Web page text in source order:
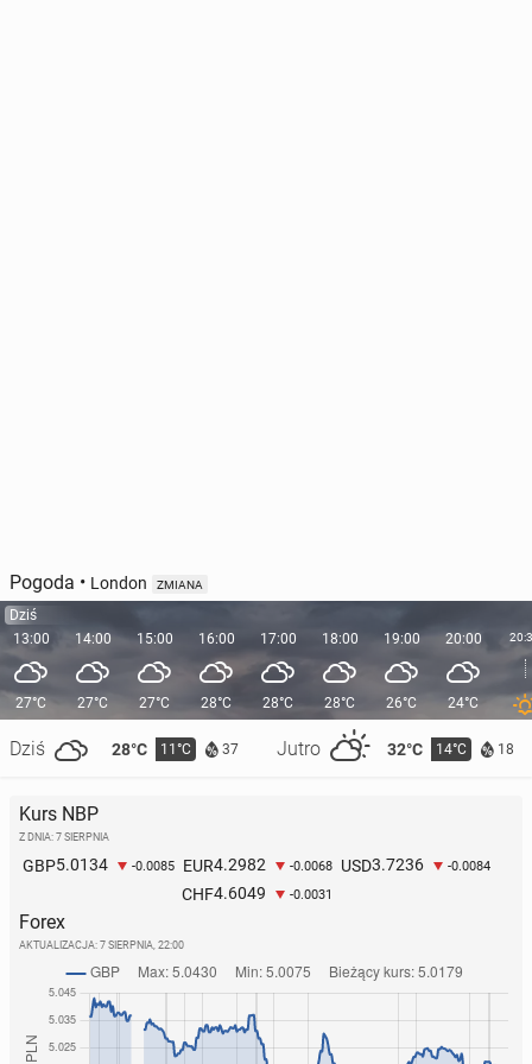
Pogoda • London ZMIANA
Dziś
13:00
27°C
Dziś 28°C 11°C 37 Jutro 32°C 14°C 18
14:00
27°C
15:00
27°C
16:00
28°C
17:00
28°C
18:00
28°C
19:00
26°C
20:00
24°C
Kurs NBP
Z DNIA: 7 SIERPNIA
GBP5.0134 -0.0085 EUR4.2982 -0.0068 USD3.7236 -0.0084
CHF4.6049 -0.0031
Forex
AKTUALIZACJA: 7 SIERPNIA, 22:00